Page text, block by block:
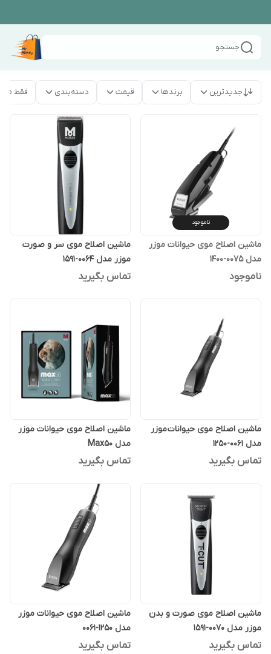
جستجو
جدیدترین برندها قیمت دسته‌بندی فقط
ناموجود
ماشین اصلاح موی حیوانات موزر
مدل 0075-1400
ناموجود
ماشین اصلاح موی سر و صورت
موزر مدل 0064-1591
تماس بگیرید
ماشین اصلاح موی حیوانات موزر
مدل 0061-1250
تماس بگیرید
ماشین اصلاح موی حیوانات موزر
مدل Max50
تماس بگیرید
ماشین اصلاح موی صورت و بدن
موزر مدل 0070-1591
تماس بگیرید
ماشین اصلاح موی حیوانات موزر
مدل 1250-0061
تماس بگیرید